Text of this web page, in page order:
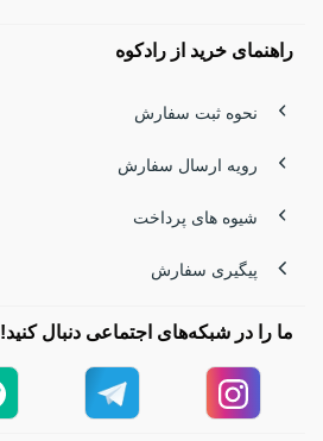
راهنمای خرید از رادکوه
نحوه ثبت سفارش
رویه ارسال سفارش
شیوه های پرداخت
پیگیری سفارش
ما را در شبکه‌های اجتماعی دنبال کنید!